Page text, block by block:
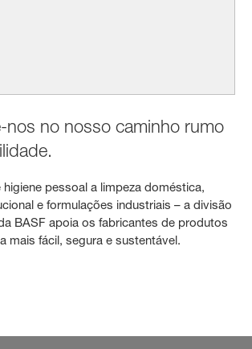
nos no nosso caminho rumo
pessoal a limpeza doméstica,
e formulações industriais – a divisão
BASF apoia os fabricantes de produtos
mais fácil, segura e sustentável.